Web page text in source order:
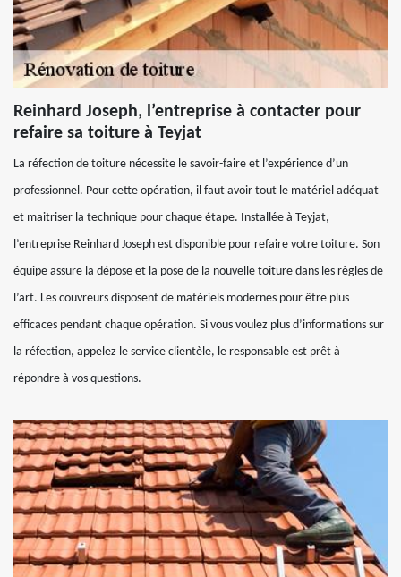
Reinhard Joseph, l’entreprise à contacter pour
refaire sa toiture à Teyjat
La réfection de toiture nécessite le savoir-faire et l’expérience d’un
professionnel. Pour cette opération, il faut avoir tout le matériel adéquat
et maitriser la technique pour chaque étape. Installée à Teyjat,
l’entreprise Reinhard Joseph est disponible pour refaire votre toiture. Son
équipe assure la dépose et la pose de la nouvelle toiture dans les règles de
l’art. Les couvreurs disposent de matériels modernes pour être plus
efficaces pendant chaque opération. Si vous voulez plus d’informations sur
la réfection, appelez le service clientèle, le responsable est prêt à
répondre à vos questions.